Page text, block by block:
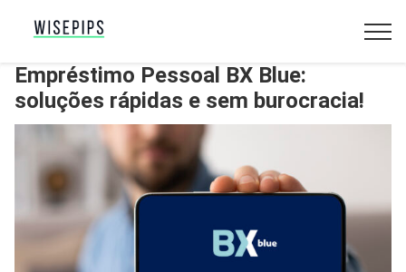
Empréstimo Pessoal BX Blue:
soluções rápidas e sem burocracia!